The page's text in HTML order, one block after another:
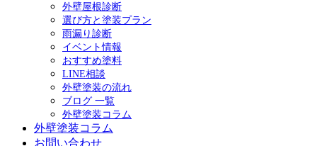
外壁屋根診断
選び方と塗装プラン
雨漏り診断
イベント情報
おすすめ塗料
LINE相談
外壁塗装の流れ
ブログ 一覧
外壁塗装コラム
外壁塗装コラム
お問い合わせ